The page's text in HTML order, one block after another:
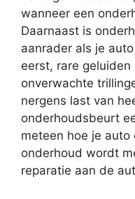
wanneer een
Daarnaast is
aanrader als je
eerst, rare
onverwachte
nergens last van
onderhoudsbeurt
meteen hoe je
onderhoud wordt
reparatie aan de